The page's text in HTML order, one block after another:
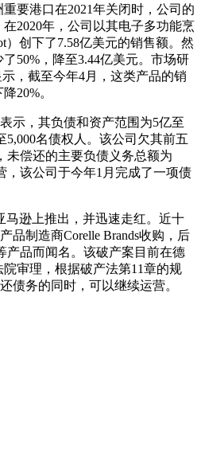
要港口在2021年关闭时，公司的
2020年，公司以其电子多功能烹
）创下了7.58亿美元的销售额。然
50%，降至3.44亿美元。市场研
，截至今年4月，这类产品的销
20%。
示，其负债和资产范围为5亿至
5,000名债权人。该公司欠其前五
未偿还的主要负债义务总额为
，该公司于今年1月完成了一项债
马逊上推出，并迅速走红。近十
品制造商Corelle Brands收购，后
产品而闻名。该破产案目前在德
审理，根据破产法第11章的规
债务的同时，可以继续运营。